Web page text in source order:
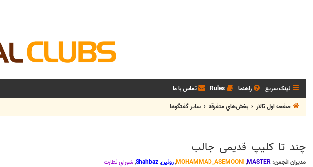
لینک سریع راهنما Rules تماس با ما
صفحه اول تالار
بخش‌‌هاي متفرقه ساير گفتگوها
چند تا کلیپ قدیمی جالب
مدیران انجمن: MASTER
,
MOHAMMAD_ASEMOONI
,رونین,
Shahbaz
,شوراي نظارت